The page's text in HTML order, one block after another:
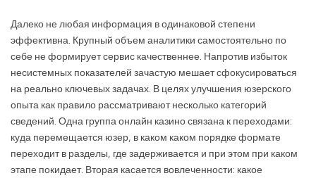
Далеко не любая информация в одинаковой степени
эффективна. Крупный объем аналитики самостоятельно по
себе не формирует сервис качественнее. Напротив избыток
несистемных показателей зачастую мешает сфокусироваться
на реально ключевых задачах. В целях улучшения юзерского
опыта как правило рассматривают несколько категорий
сведений. Одна группа онлайн казино связана к переходами:
куда перемещается юзер, в каком каком порядке формате
переходит в разделы, где задерживается и при этом при каком
этапе покидает. Вторая касается вовлеченности: какое